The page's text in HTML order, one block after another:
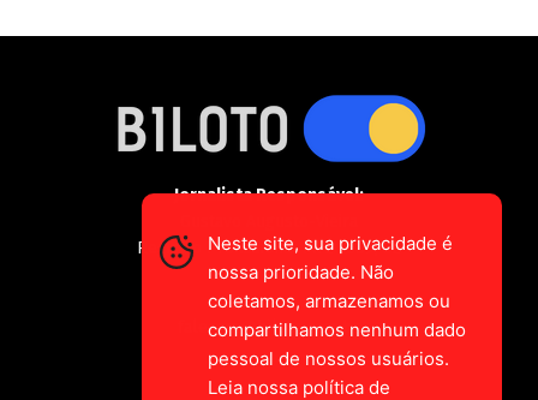
Jornalista Responsável:
Registro Profissional MTE 2589/CE
falecom@biloto.com.br
Neste site, sua privacidade é
nossa prioridade. Não
coletamos, armazenamos ou
compartilhamos nenhum dado
pessoal de nossos usuários.
Leia nossa política de